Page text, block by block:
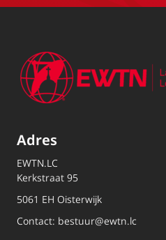
Adres
EWTN.LC
Kerkstraat 95
5061 EH Oisterwijk
Contact: bestuur@ewtn.lc